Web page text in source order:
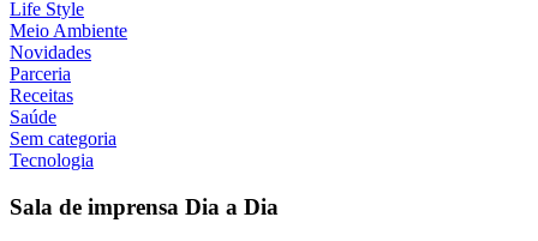
Life Style
Meio Ambiente
Novidades
Parceria
Receitas
Saúde
Sem categoria
Tecnologia
Sala de imprensa Dia a Dia